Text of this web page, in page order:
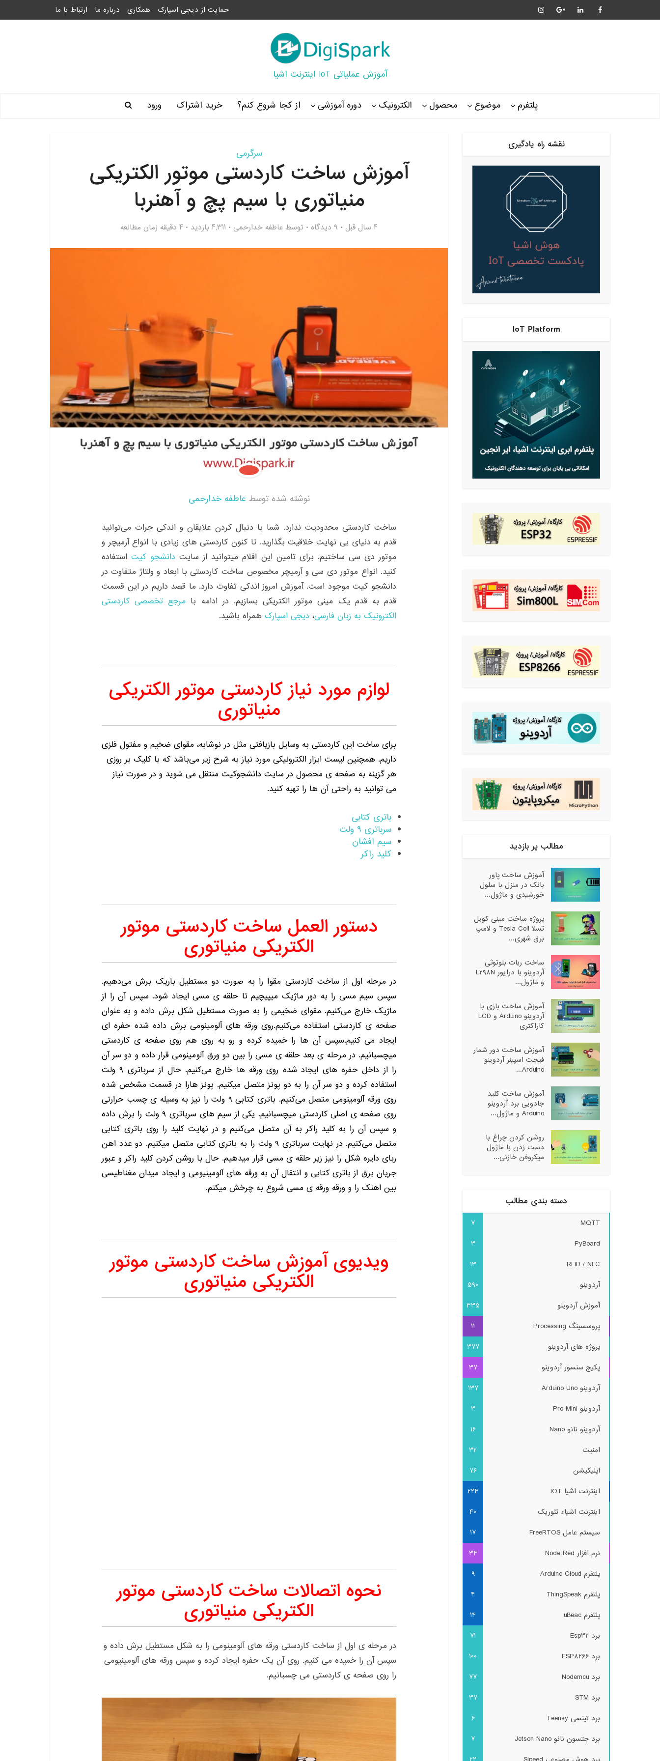
حمایت از دیجی اسپارک همکاری درباره ما ارتباط با ما
آموزش عملیاتی IoT اینترنت اشیا
پلتفرم موضوع محصول الکترونیک دوره آموزشی از کجا شروع کنم؟ خرید اشتراک ورود
سرگرمی
آموزش ساخت کاردستی موتور الکتریکی
منیاتوری با سیم پچ و آهنربا
4 سال قبل ۹ دیدگاه توسط عاطفه خدارحمی 4,311 بازدید 4 دقیقه زمان مطالعه
نوشته شده توسط عاطفه خدارحمی
ساخت کاردستی محدودیت ندارد‌. شما با دنبال کردن علایقان و اندکی جرات می‌توانید
قدم به دنیای بی نهایت خلاقیت بگذارید. تا کنون کاردستی های زیادی با انواع آرمیچر و
موتور دی سی ساختیم. برای تامین این اقلام میتوانید از سایت دانشجو کیتاستفاده
کنید. انواع موتور دی سی و آرمیچر مخصوص ساخت کاردستی با ابعاد و ولتاژ متفاوت در
دانشجو کیت موجود است. آموزش امروز اندکی تفاوت دارد. ما قصد داریم در این قسمت
قدم به قدم یک مینی موتور الکتریکی بسازیم. در ادامه با مرجع تخصصی کاردستی
الکترونیک به زبان فارسی، دیجی اسپارک همراه باشید.
لوازم مورد نیاز کاردستی موتور الکتریکی
منیاتوری
برای ساخت این کاردستی به وسایل بازیافتی مثل در نوشابه، مقوای ضخیم و مفتول فلزی
داریم. همچنین لیست ابزار الکترونیکی مورد نیاز به شرح زیر می‌باشد که با کلیک بر روزی
هر گزینه به صفحه ی محصول در سایت دانشجوکیت منتقل می شوید و در صورت نیاز
می توانید به راحتی آن ها را تهیه کنید.
باتری کتابی
سرباتری ۹ ولت
سیم افشان
کلید راکر
دستور العمل ساخت کاردستی موتور
الکتریکی منیاتوری
در مرحله اول از ساخت کاردستی مقوا را به صورت دو مستطیل باریک برش می‌دهیم.
سپس سیم مسی را به دور ماژیک میپیچیم تا حلقه ی مسی ایجاد شود. سپس آن را از
ماژیک خارج می‌کنیم. مقوای ضخیمی را به صورت مستطیل شکل برش داده و به عنوان
صفحه ی کاردستی استفاده می‌کنیم.روی ورقه های آلومینومی برش داده شده حفره ای
ایجاد می کنیم.سپس آن ها را خمیده کرده و رو به روی هم روی صفحه ی کاردستی
میچسبانیم. در مرحله ی بعد حلقه ی مسی را بین دو ورق آلومینومی قرار داده و دو سر آن
را از داخل حفره های ایجاد شده روی ورقه ها خارج می‌کنیم‌. حال از سرباتری ۹ ولت
استفاده کرده و دو سر آن را به دو پونز متصل میکنیم. پونز هارا در قسمت مشخص شده
روی ورقه آلومینومی متصل می‌‌کنیم. باتری کتابی ۹ ولت را نیز به وسیله ی چسب حرارتی
روی صفحه ی اصلی کاردستی میچسبانیم. یکی از سیم های سرباتری ۹ ولت را برش داده
و سپس آن را به کلید راکر به آن متصل می‌کنیم و در نهایت کلید را روی باتری کتابی
متصل می‌کنیم‌. در نهایت سرباتری ۹ ولت را به باتری کتابی متصل میکنیم. دو عدد اهن
ربای دایره شکل را نیز زیر حلقه ی مسی قرار میدهیم. حال با روشن کردن کلید راکر و عبور
جریان برق از باتری کتابی و انتقال آن به ورقه های آلومینیومی و ایجاد میدان مغناطیسی
بین اهنک را و ورقه ورقه ی مسی شروع به چرخش میکنم.
ویدیوی آموزش ساخت کاردستی موتور
الکتریکی منیاتوری
نحوه اتصالات ساخت کاردستی موتور
الکتریکی منیاتوری
در مرحله ی اول از ساخت کاردستی ورقه های آلومینومی را به شکل مستطیل برش داده و
سپس آن را خمیده می کنیم. روی آن یک حفره ایجاد کرده و سپس ورقه های آلومینیومی
را روی صفحه ی کاردستی می چسبانیم.
نقشه راه یادگیری
IoT Platform
مطالب پر بازدید
آموزش ساخت پاور
بانک در منزل با سلول
خورشیدی و ماژول...
پروژه ساخت مینی کویل
تسلا Tesla Coil و لامپ
برق شهری...
ساخت ربات بلوتوثی
آردوینو با درایور L298N
و ماژول...
آموزش ساخت بازی با
آردوینو Arduino و LCD
کاراکتری
آموزش ساخت دور شمار
فیجت اسپینر آردوینو
Arduino...
آموزش ساخت کلید
جادویی برد آردوینو
Arduino و ماژول...
روشن کردن چراغ با
دست زدن با ماژول
میکروفن خازنی...
دسته بندی مطالب
MQTT
7
PyBoard
3
RFID / NFC
13
آردوینو
590
آموزش آردوینو
335
پروسسینگ Processing
11
پروژه های آردوینو
377
پکیج سنسور آردوینو
37
آردوینو Arduino Uno
137
آردوینو Pro Mini
3
آردوینو نانو Nano
16
امنیت
32
اپلیکیشن
76
اینترنت اشیا IOT
224
اینترنت اشیاء تئوریک
40
سیستم عامل FreeRTOS
17
نرم افزار Node Red
34
پلتفرم Arduino Cloud
9
پلتفرم ThingSpeak
4
پلتفرم uBeac
14
برد Esp32
71
برد ESP8266
100
برد Nodemcu
77
برد STM
37
برد تینسی Teensy
6
برد جتسون نانو Jetson Nano
7